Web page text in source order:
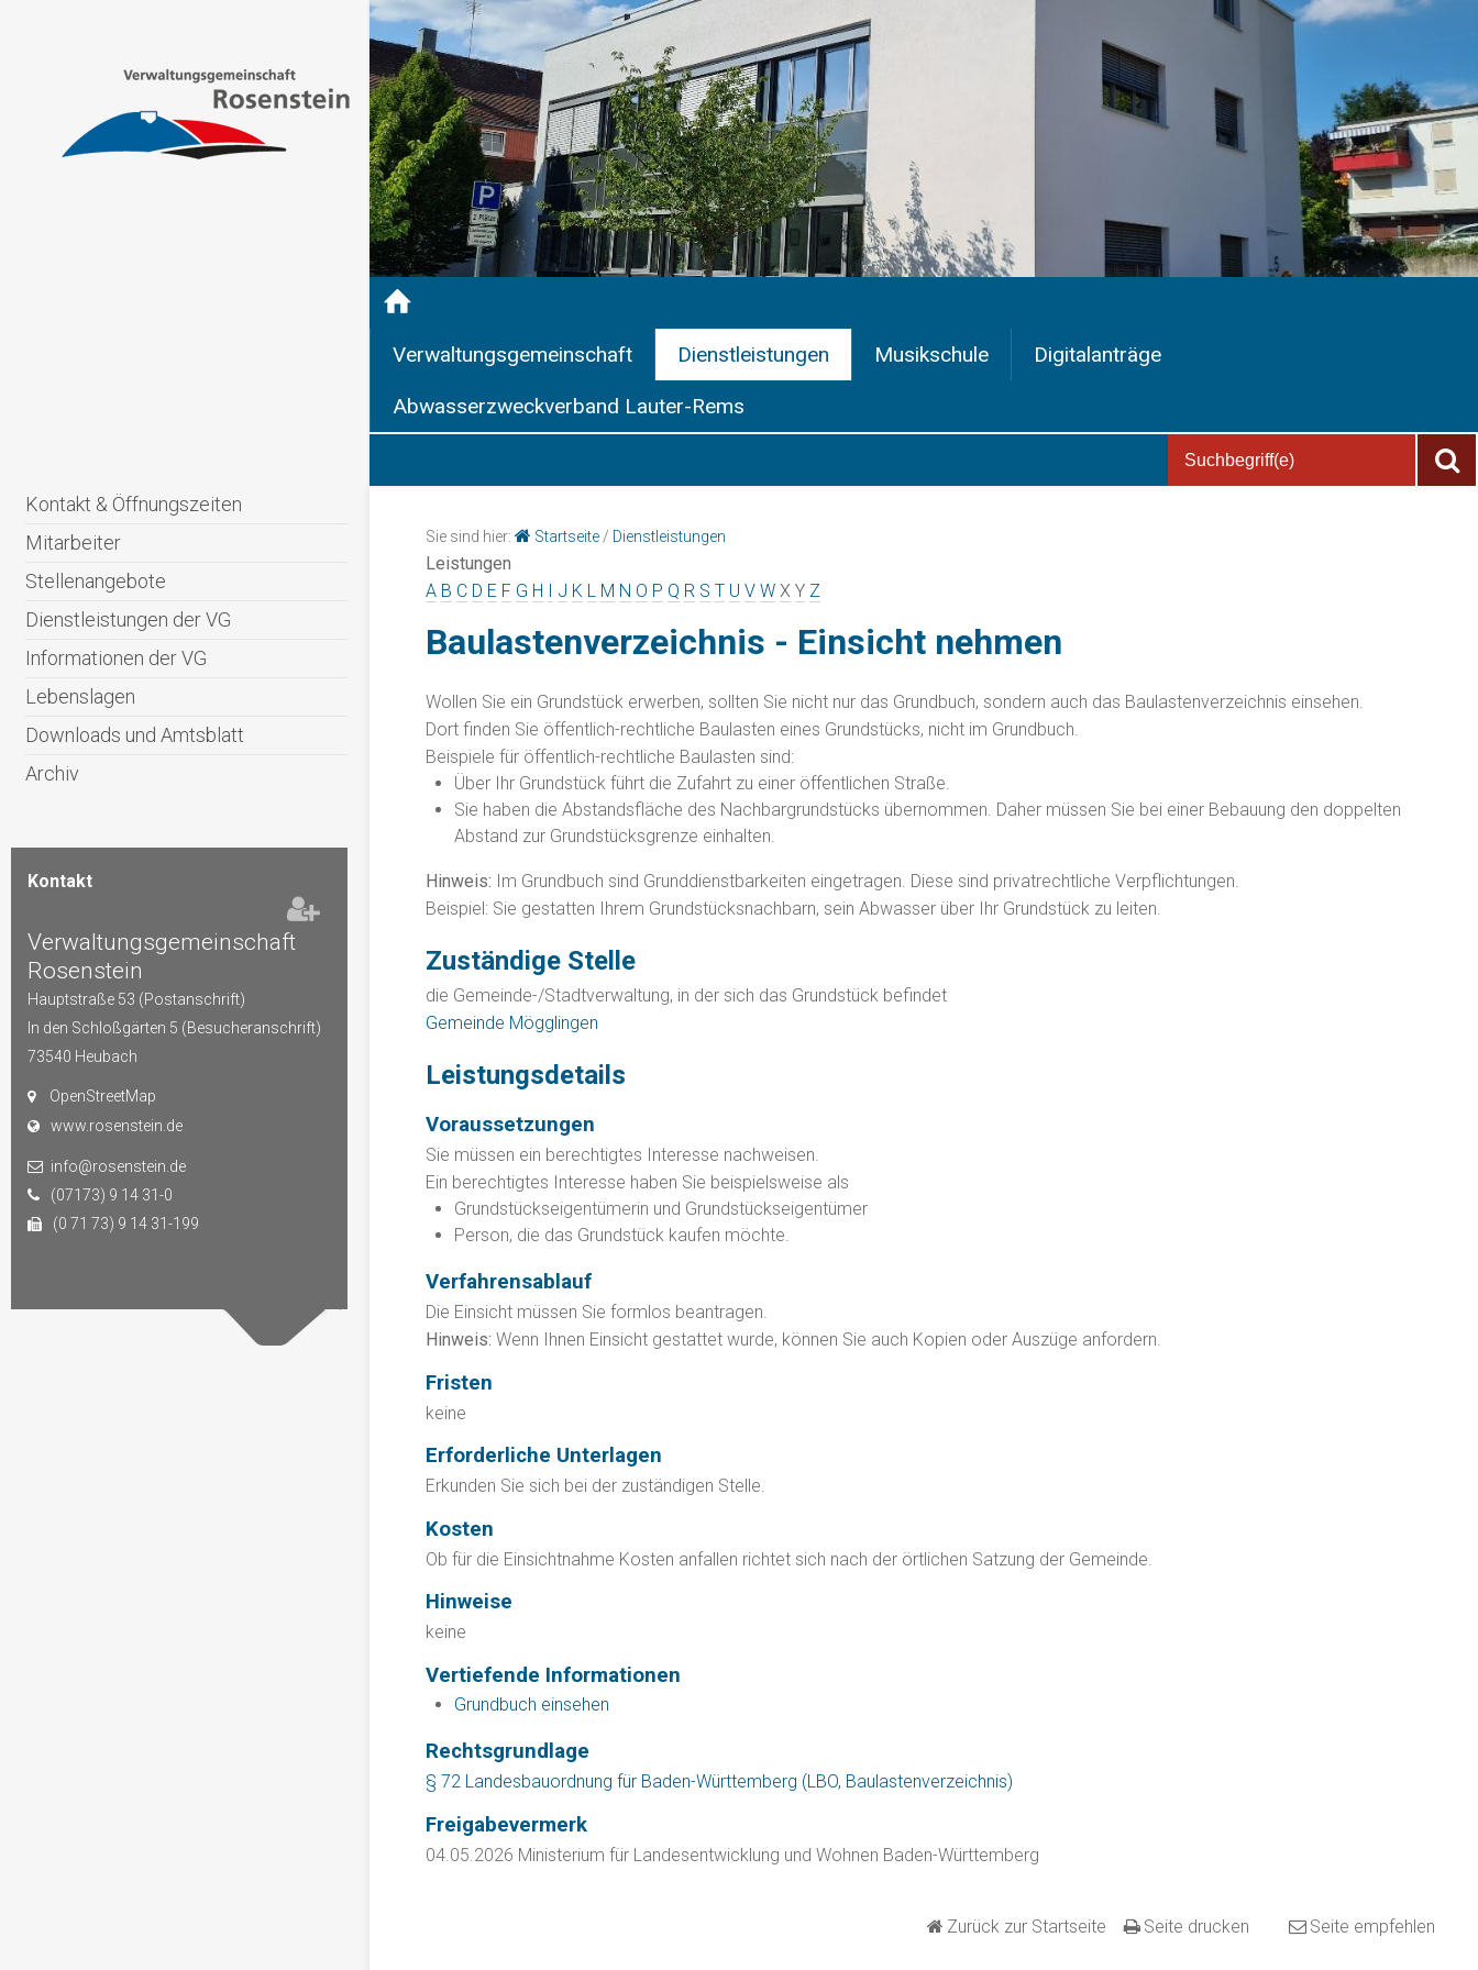
Verwaltungsgemeinschaft Dienstleistungen Musikschule Digitalanträge
Abwasserzweckverband Lauter-Rems
Kontakt & Öffnungszeiten
Mitarbeiter
Stellenangebote
Dienstleistungen der VG
Informationen der VG
Lebenslagen
Downloads und Amtsblatt
Archiv
Kontakt
Verwaltungsgemeinschaft
Rosenstein
Hauptstraße 53 (Postanschrift)
In den Schloßgärten 5 (Besucheranschrift)
73540 Heubach
OpenStreetMap
www.rosenstein.de
info@rosenstein.de
(07173) 9 14 31-0
(0 71 73) 9 14 31-199
Sie sind hier: Startseite / Dienstleistungen
Leistungen
A B C D E F G H I J K L M N O P Q R S T U V W X Y Z
Baulastenverzeichnis - Einsicht nehmen
Wollen Sie ein Grundstück erwerben, sollten Sie nicht nur das Grundbuch, sondern auch das Baulastenverzeichnis einsehen.
Dort finden Sie öffentlich-rechtliche Baulasten eines Grundstücks, nicht im Grundbuch.
Beispiele für öffentlich-rechtliche Baulasten sind:
Über Ihr Grundstück führt die Zufahrt zu einer öffentlichen Straße.
Sie haben die Abstandsfläche des Nachbargrundstücks übernommen. Daher müssen Sie bei einer Bebauung den doppelten
Abstand zur Grundstücksgrenze einhalten.
Hinweis: Im Grundbuch sind Grunddienstbarkeiten eingetragen. Diese sind privatrechtliche Verpflichtungen.
Beispiel: Sie gestatten Ihrem Grundstücksnachbarn, sein Abwasser über Ihr Grundstück zu leiten.
Zuständige Stelle
die Gemeinde-/Stadtverwaltung, in der sich das Grundstück befindet
Gemeinde Mögglingen
Leistungsdetails
Voraussetzungen
Sie müssen ein berechtigtes Interesse nachweisen.
Ein berechtigtes Interesse haben Sie beispielsweise als
Grundstückseigentümerin und Grundstückseigentümer
Person, die das Grundstück kaufen möchte.
Verfahrensablauf
Die Einsicht müssen Sie formlos beantragen.
Hinweis: Wenn Ihnen Einsicht gestattet wurde, können Sie auch Kopien oder Auszüge anfordern.
Fristen
keine
Erforderliche Unterlagen
Erkunden Sie sich bei der zuständigen Stelle.
Kosten
Ob für die Einsichtnahme Kosten anfallen richtet sich nach der örtlichen Satzung der Gemeinde.
Hinweise
keine
Vertiefende Informationen
Grundbuch einsehen
Rechtsgrundlage
§ 72 Landesbauordnung für Baden-Württemberg (LBO, Baulastenverzeichnis)
Freigabevermerk
04.05.2026 Ministerium für Landesentwicklung und Wohnen Baden-Württemberg
Zurück zur Startseite Seite drucken Seite empfehlen